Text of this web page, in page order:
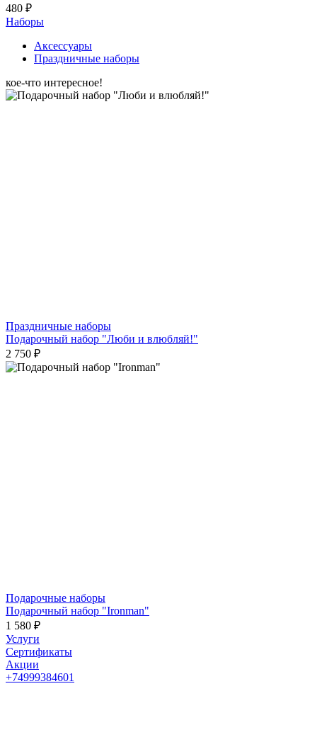
480 ₽
Наборы
Аксессуары
Праздничные наборы
кое-что интересное!
Праздничные наборы
Подарочный набор "Люби и влюбляй!"
2 750 ₽
Подарочные наборы
Подарочный набор "Ironman"
1 580 ₽
Услуги
Сертификаты
Акции
+74999384601